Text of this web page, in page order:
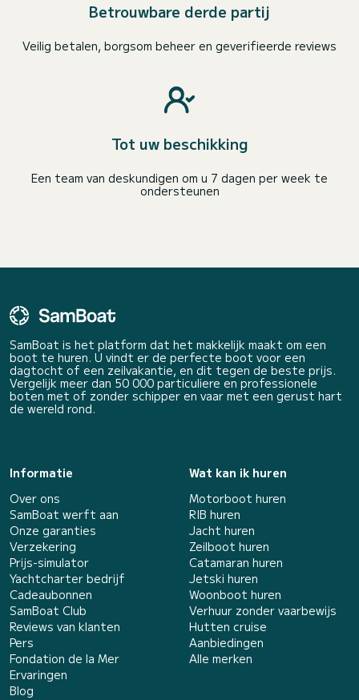
Betrouwbare derde partij
Veilig betalen, borgsom beheer en geverifieerde reviews
Tot uw beschikking
Een team van deskundigen om u 7 dagen per week te
ondersteunen
SamBoat is het platform dat het makkelijk maakt om een
boot te huren. U vindt er de perfecte boot voor een
dagtocht of een zeilvakantie, en dit tegen de beste prijs.
Vergelijk meer dan 50 000 particuliere en professionele
boten met of zonder schipper en vaar met een gerust hart
de wereld rond.
Informatie
Over ons
SamBoat werft aan
Onze garanties
Verzekering
Prijs-simulator
Yachtcharter bedrijf
Cadeaubonnen
SamBoat Club
Reviews van klanten
Pers
Fondation de la Mer
Ervaringen
Blog
Wat kan ik huren
Motorboot huren
RIB huren
Jacht huren
Zeilboot huren
Catamaran huren
Jetski huren
Woonboot huren
Verhuur zonder vaarbewijs
Hutten cruise
Aanbiedingen
Alle merken